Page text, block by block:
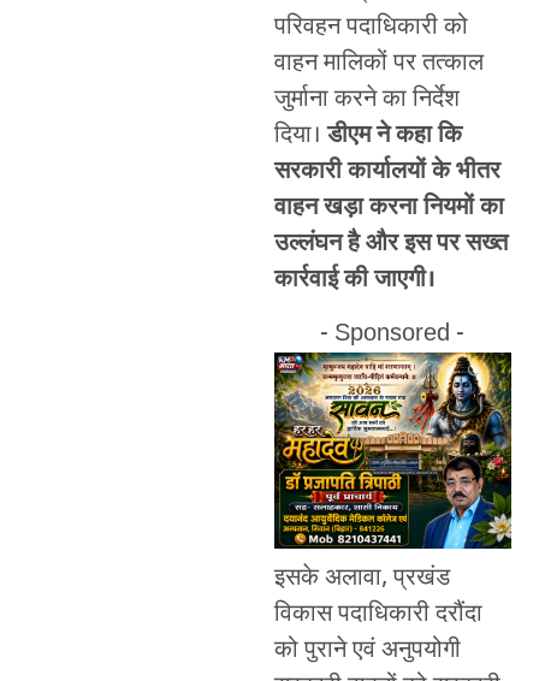
परिवहन पदाधिकारी को
वाहन मालिकों पर तत्काल
जुर्माना करने का निर्देश
दिया।डीएम ने कहा कि
सरकारी कार्यालयों के भीतर
वाहन खड़ा करना नियमों का
उल्लंघन है और इस पर सख्त
कार्रवाई की जाएगी।
- Sponsored -
इसके अलावा, प्रखंड
विकास पदाधिकारी दरौंदा
को पुराने एवं अनुपयोगी